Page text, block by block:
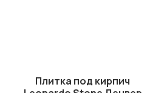
Плитка под кирпич